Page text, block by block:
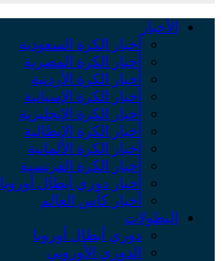
الأخبار
أخبار الكرة السعودية
أخبار الكرة المصرية
أخبار الكرة الأردنية
أخبار الكرة الإسبانية
أخبار الكرة الإنجليزية
أخبار الكرة الإيطالية
أخبار الكرة الألمانية
أخبار الكرة الفرنسية
أخبار دوري أبطال أوروبا
أخبار كأس العالم
البطولات
دوري أبطال أوروبا
الدوري الأوروبي